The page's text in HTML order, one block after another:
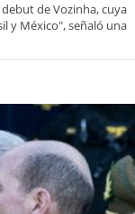
de Vozinha, cuya
y México", señaló una